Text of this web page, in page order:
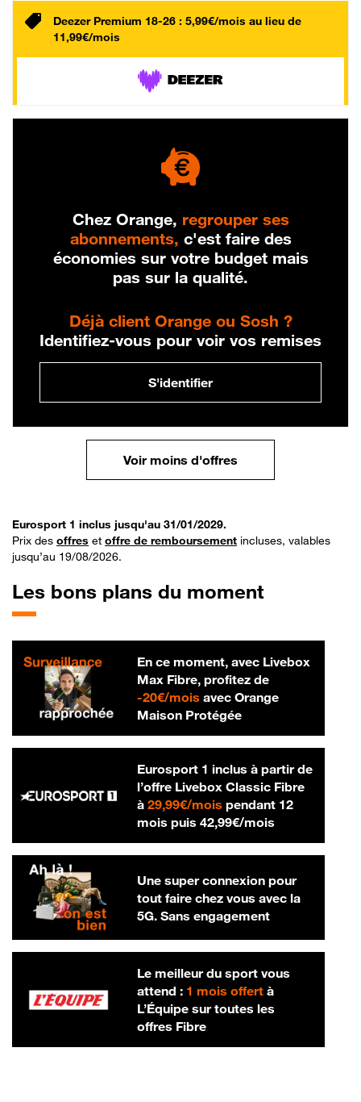
Deezer Premium 18-26 : 5,99€/mois au lieu de
11,99€/mois
Chez Orange, regrouper ses
abonnements, c'est faire des
économies sur votre budget mais
pas sur la qualité.
Déjà client Orange ou Sosh ?
Identifiez-vous pour voir vos remises
S'identifier
Voir moins d'offres
Eurosport 1 inclus jusqu'au 31/01/2029.
Prix des offres et offre de remboursement incluses, valables
jusqu’au 19/08/2026.
Les bons plans du moment
En ce moment, avec Livebox
Max Fibre, profitez de
-20€/mois20 € par mois
avec Orange
Maison Protégée
Eurosport 1 inclus à partir de
l’offre Livebox Classic Fibre
à 29,99€/mois29,99 € par mois
pendant 12
mois puis 42,99€/mois42,99 € par
Une super connexion pour
tout faire chez vous avec la
5G. Sans engagement
Le meilleur du sport vous
attend : 1 mois offertà
L’Équipe sur toutes les
offres Fibre